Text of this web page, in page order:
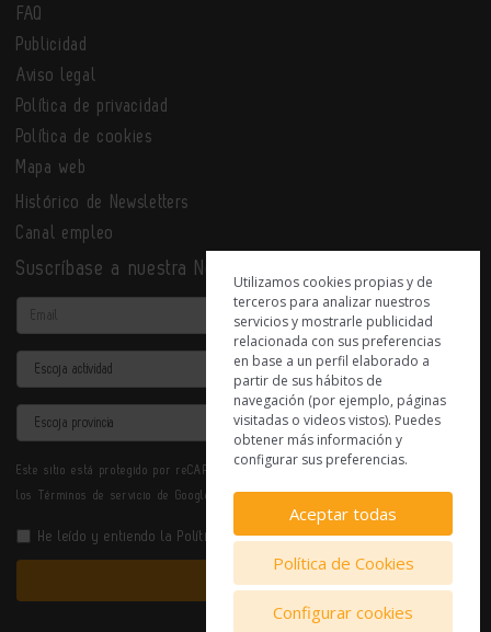
FAQ
Publicidad
Aviso legal
Política de privacidad
Política de cookies
Mapa web
Histórico de Newsletters
Canal empleo
Suscríbase a nuestra Newsletter
Email
Actividad
Provincia
Este sitio está protegido por reCAPTCHA y se aplican la
los Términos de servicio de Google.
He leído y entiendo la Política de Privacidad
Enviar
Utilizamos cookies propias y de
terceros para analizar nuestros
servicios y mostrarle publicidad
relacionada con sus preferencias
en base a un perfil elaborado a
partir de sus hábitos de
navegación (por ejemplo, páginas
visitadas o videos vistos). Puedes
obtener más información y
configurar sus preferencias.
Aceptar todas
Política de Cookies
Configurar cookies